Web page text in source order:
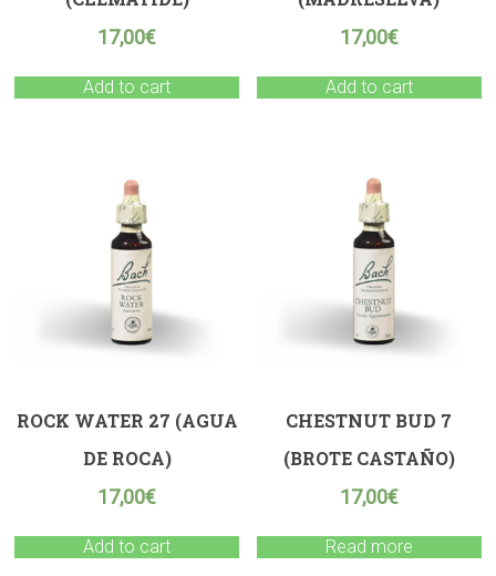
17,00€
Add to cart
17,00€
Add to cart
ROCK WATER 27 (AGUA
DE ROCA)
17,00€
Add to cart
CHESTNUT BUD 7
(BROTE CASTAÑO)
17,00€
Read more